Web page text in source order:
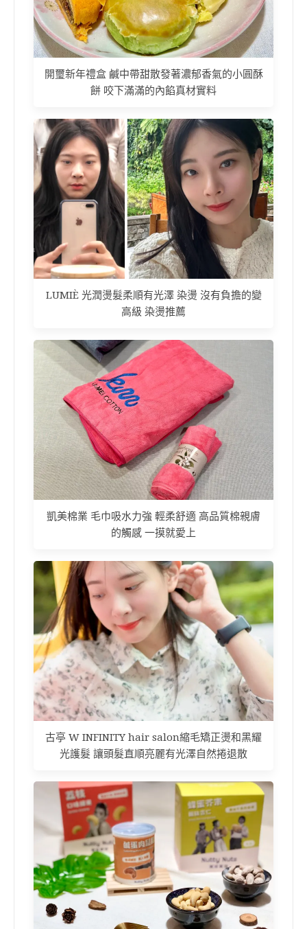
開璽新年禮盒 鹹中帶甜散發著濃郁香氣的小圓酥
餅 咬下滿滿的內餡真材實料
LUMIÈ 光潤燙髮柔順有光澤 染燙 沒有負擔的變
高級 染燙推薦
凱美棉業 毛巾吸水力強 輕柔舒適 高品質棉親膚
的觸感 一摸就愛上
古亭 W INFINITY hair salon縮毛矯正燙和黑耀
光護髮 讓頭髮直順亮麗有光澤自然捲退散